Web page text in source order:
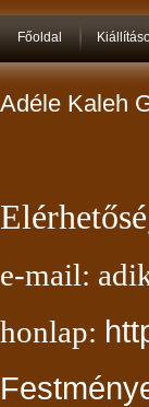
Főoldal
Adéle Kaleh
e-mail:
honlap: